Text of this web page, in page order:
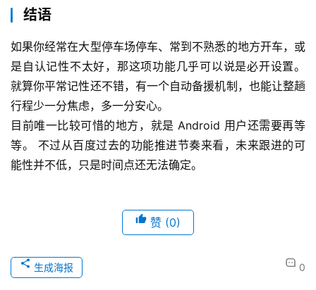
结语
如果你经常在大型停车场停车、常到不熟悉的地方开车，或
是自认记性不太好，那这项功能几乎可以说是必开设置。
就算你平常记性还不错，有一个自动备援机制，也能让整趟
行程少一分焦虑，多一分安心。
目前唯一比较可惜的地方，就是 Android 用户还需要再等
等。 不过从百度过去的功能推进节奏来看，未来跟进的可
能性并不低，只是时间点还无法确定。
赞 (0)
0
生成海报